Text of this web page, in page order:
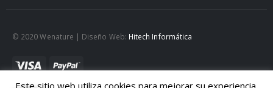
© 2020 Wenature | Diseño Web: Hitech Informática